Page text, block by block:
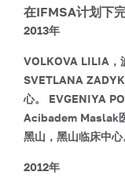
在IFMSA计划下
2013年
VOLKOVA LILIA，
SVETLANA
心。
EVGENIYA
Acibadem Maslak
黑山，黑山临床中心
2012年